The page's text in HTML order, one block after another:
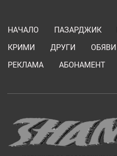
НАЧАЛО ПАЗАРДЖИК
КРИМИ
ДРУГИ ОБЯВИ
РЕКЛАМА
АБОНАМЕНТ